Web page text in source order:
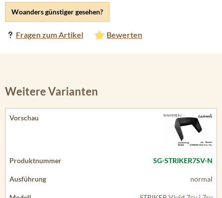
Woanders günstiger gesehen?
Fragen zum Artikel Bewerten
Weitere Varianten
SG-STRIKER7SV-N
normal